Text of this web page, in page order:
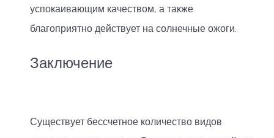
успокаивающим качеством, а также
благоприятно действует на солнечные ожоги.
Заключение
Существует бессчетное количество видов